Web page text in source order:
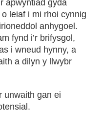
apwyntiad gyda
leiaf i mi rhoi cynnig
anhygoel.
fynd i’r brifysgol,
i wneud hynny, a
a dilyn y llwybr
unwaith gan ei